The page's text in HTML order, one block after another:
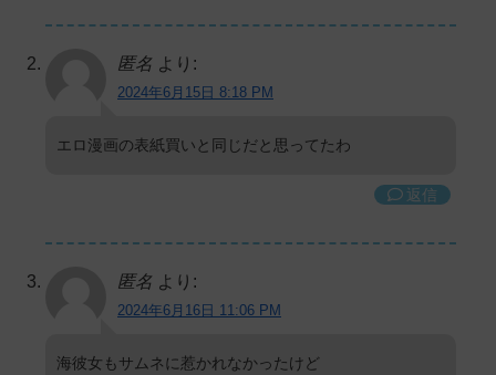
匿名 より:
2024年6月15日 8:18 PM
エロ漫画の表紙買いと同じだと思ってたわ
返信
匿名 より:
2024年6月16日 11:06 PM
海彼女もサムネに惹かれなかったけど